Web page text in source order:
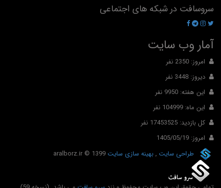
سروسافت در شبکه های اجتماعی
آمار وب سایت
امروز: 2350 نفر
دیروز: 3448 نفر
این هفته: 9950 نفر
این ماه: 104999 نفر
کل بازدید: 17453525 نفر
امروز: 1405/05/19
طراحی سایت ,بهینه سازی سایت aralborz.ir © 1399